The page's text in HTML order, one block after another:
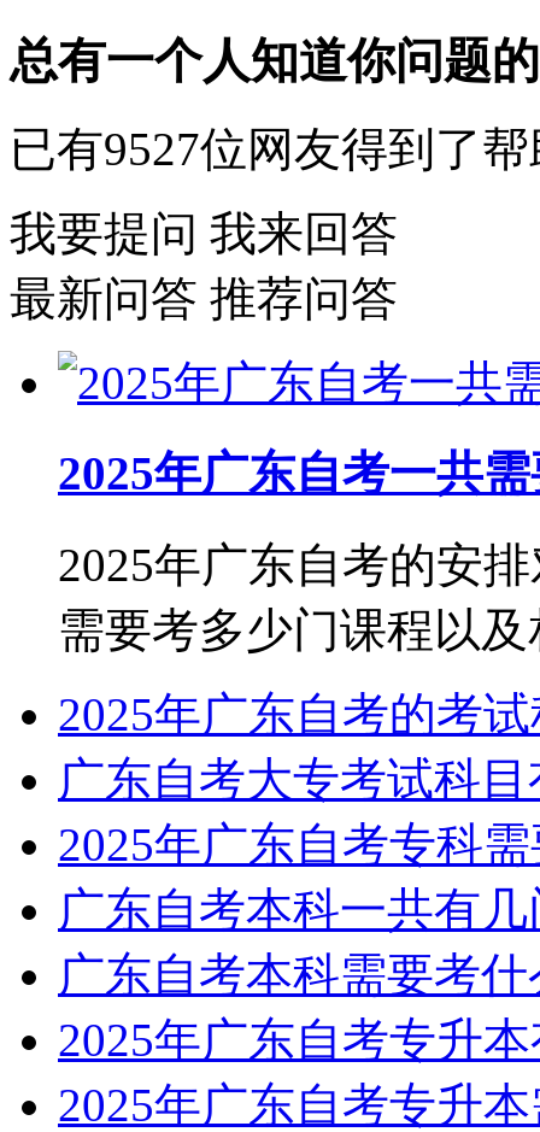
总有一个人知道你问题
已有9527位网友得到了帮
我要提问 我来回答
最新问答 推荐问答
2025年广东自考一共
2025年广东自考的安
需要考多少门课程以及
2025年广东自考的考
广东自考大专考试科
2025年广东自考专科
广东自考本科一共有
广东自考本科需要考
2025年广东自考专升
2025年广东自考专升